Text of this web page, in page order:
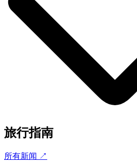
旅行指南
所有新闻 ↗